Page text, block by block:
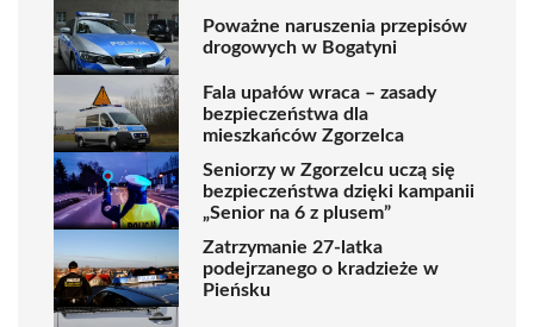
Poważne naruszenia przepisów
drogowych w Bogatyni
Fala upałów wraca – zasady
bezpieczeństwa dla
mieszkańców Zgorzelca
Seniorzy w Zgorzelcu uczą się
bezpieczeństwa dzięki kampanii
„Senior na 6 z plusem”
Zatrzymanie 27-latka
podejrzanego o kradzieże w
Pieńsku